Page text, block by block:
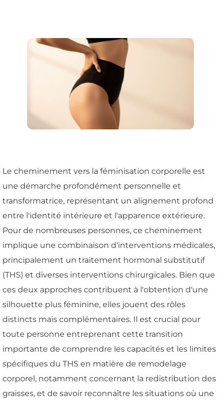
Le cheminement vers la féminisation corporelle est
une démarche profondément personnelle et
transformatrice, représentant un alignement profond
entre l'identité intérieure et l'apparence extérieure.
Pour de nombreuses personnes, ce cheminement
implique une combinaison d'interventions médicales,
principalement un traitement hormonal substitutif
(THS) et diverses interventions chirurgicales. Bien que
ces deux approches contribuent à l'obtention d'une
silhouette plus féminine, elles jouent des rôles
distincts mais complémentaires. Il est crucial pour
toute personne entreprenant cette transition
importante de comprendre les capacités et les limites
spécifiques du THS en matière de remodelage
corporel, notamment concernant la redistribution des
graisses, et de savoir reconnaître les situations où une